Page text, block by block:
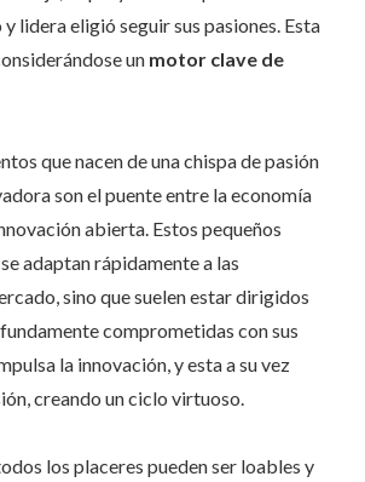
lidera eligió seguir sus pasiones. Esta
un motor clave de
que nacen de una chispa de pasión
son el puente entre la economía
abierta. Estos pequeños
adaptan rápidamente a las
sino que suelen estar dirigidos
comprometidas con sus
la innovación, y esta a su vez
creando un ciclo virtuoso.
los placeres pueden ser loables y